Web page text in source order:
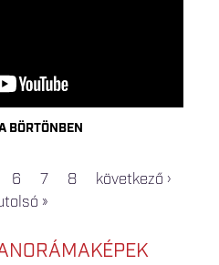
BÖRTÖNBEN
6 7 8
következő ›
»